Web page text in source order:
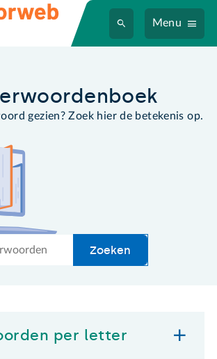
Menu
gezien? Zoek hier de betekenis op.
Zoeken
per letter